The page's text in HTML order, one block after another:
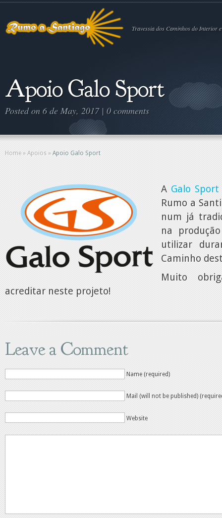
Travessia dos Caminhos do Interior
Apoio Galo Sport
Posted on 6 de May, 2017 | 0 comments
Home » Apoios » Apoio Galo Sport
A Galo Sport
Rumo a
num já
na
utilizar
Caminho
Muito
acreditar neste projeto!
Leave a Comment
Name (required)
Mail (will not be published)
Website